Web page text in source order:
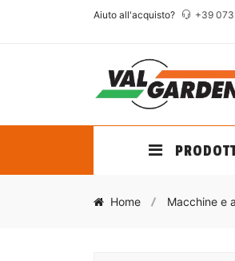
Aiuto all'acquisto? +39
Home Macchine e